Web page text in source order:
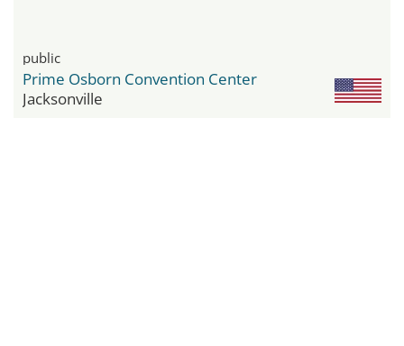
public
Prime Osborn Convention Center
Jacksonville